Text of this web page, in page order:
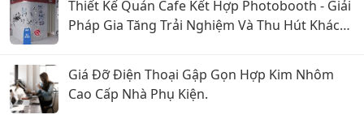
Thiết Kế Quán Cafe Kết Hợp Photobooth - Giải
Pháp Gia Tăng Trải Nghiệm Và Thu Hút Khách
Giá Đỡ Điện Thoại Gập Gọn Hợp Kim Nhôm
Cao Cấp Nhà Phụ Kiện.